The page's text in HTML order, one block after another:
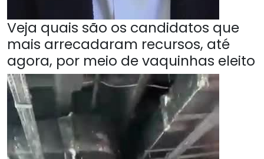
Veja quais são os candidatos que
mais arrecadaram recursos, até
agora, por meio de vaquinhas eleito